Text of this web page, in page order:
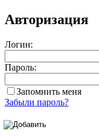
Авторизация
Логин:
Пароль:
Запомнить меня
Забыли пароль?